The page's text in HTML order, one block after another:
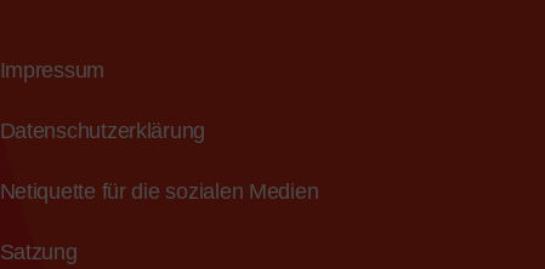
Impressum
Datenschutzerklärung
Netiquette für die sozialen Medien
Satzung